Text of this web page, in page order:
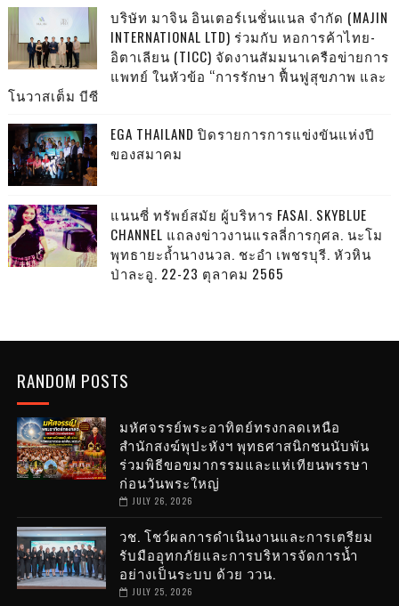
บริษัท มาจิน อินเตอร์เนชั่นแนล จำกัด (MAJIN
INTERNATIONAL LTD) ร่วมกับ หอการค้าไทย-
อิตาเลียน (TICC) จัดงานสัมมนาเครือข่ายการ
แพทย์ ในหัวข้อ “การรักษา ฟื้นฟูสุขภาพ และ
โนวาสเต็ม บีซี
EGA THAILAND ปิดรายการการแข่งขันแห่งปี
ของสมาคม
แนนซี่ ทรัพย์สมัย ผู้บริหาร FASAI. SKYBLUE
CHANNEL แถลงข่าวงานแรลลี่การกุศล. นะโม
พุทธายะถ้ำนางนวล. ชะอำ เพชรบุรี. หัวหิน
ป่าละอู. 22-23 ตุลาคม 2565
RANDOM POSTS
มหัศจรรย์พระอาทิตย์ทรงกลดเหนือ
สำนักสงฆ์พุปะหังฯ พุทธศาสนิกชนนับพัน
ร่วมพิธีขอขมากรรมและแห่เทียนพรรษา
ก่อนวันพระใหญ่
JULY 26, 2026
วช. โชว์ผลการดำเนินงานและการเตรียม
รับมืออุทกภัยและการบริหารจัดการน้ำ
อย่างเป็นระบบ ด้วย ววน.
JULY 25, 2026